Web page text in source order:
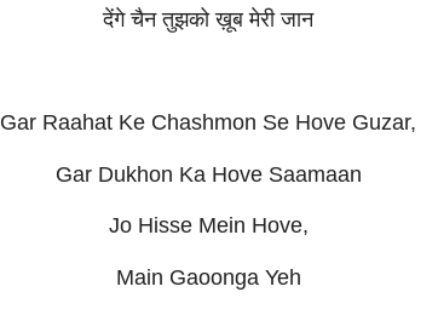
देंगे चैन तुझको ख़ूब मेरी जान
Gar Raahat Ke Chashmon Se Hove Guzar,
Gar Dukhon Ka Hove Saamaan
Jo Hisse Mein Hove,
Main Gaoonga Yeh